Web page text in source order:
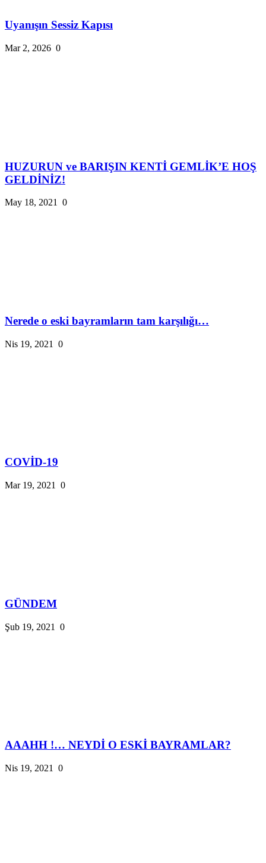
Uyanışın Sessiz Kapısı
Mar 2, 2026 0
HUZURUN ve BARIŞIN KENTİ GEMLİK’E HOŞ
GELDİNİZ!
May 18, 2021 0
Nerede o eski bayramların tam karşılığı…
Nis 19, 2021 0
COVİD-19
Mar 19, 2021 0
GÜNDEM
Şub 19, 2021 0
AAAHH !… NEYDİ O ESKİ BAYRAMLAR?
Nis 19, 2021 0